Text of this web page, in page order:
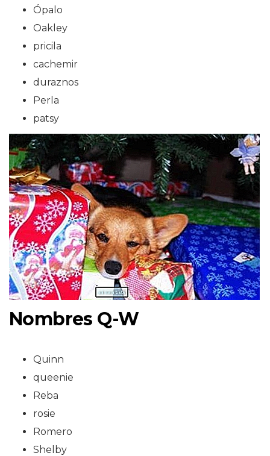
Ópalo
Oakley
pricila
cachemir
duraznos
Perla
patsy
Nombres Q-W
Quinn
queenie
Reba
rosie
Romero
Shelby